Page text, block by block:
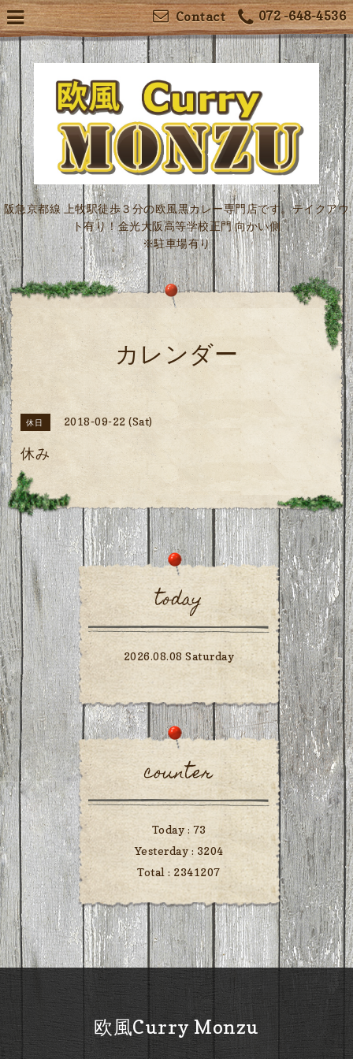
072 -648-4536
Contact
阪急京都線 上牧駅徒歩３分の欧風黒カレー専門店です。テイクアウ
ト有り！金光大阪高等学校正門 向かい側
※駐車場有り
カレンダー
休日 2018-09-22 (Sat)
休み
today
2026.08.08 Saturday
counter
Today : 73
Yesterday : 3204
Total : 2341207
欧風Curry Monzu